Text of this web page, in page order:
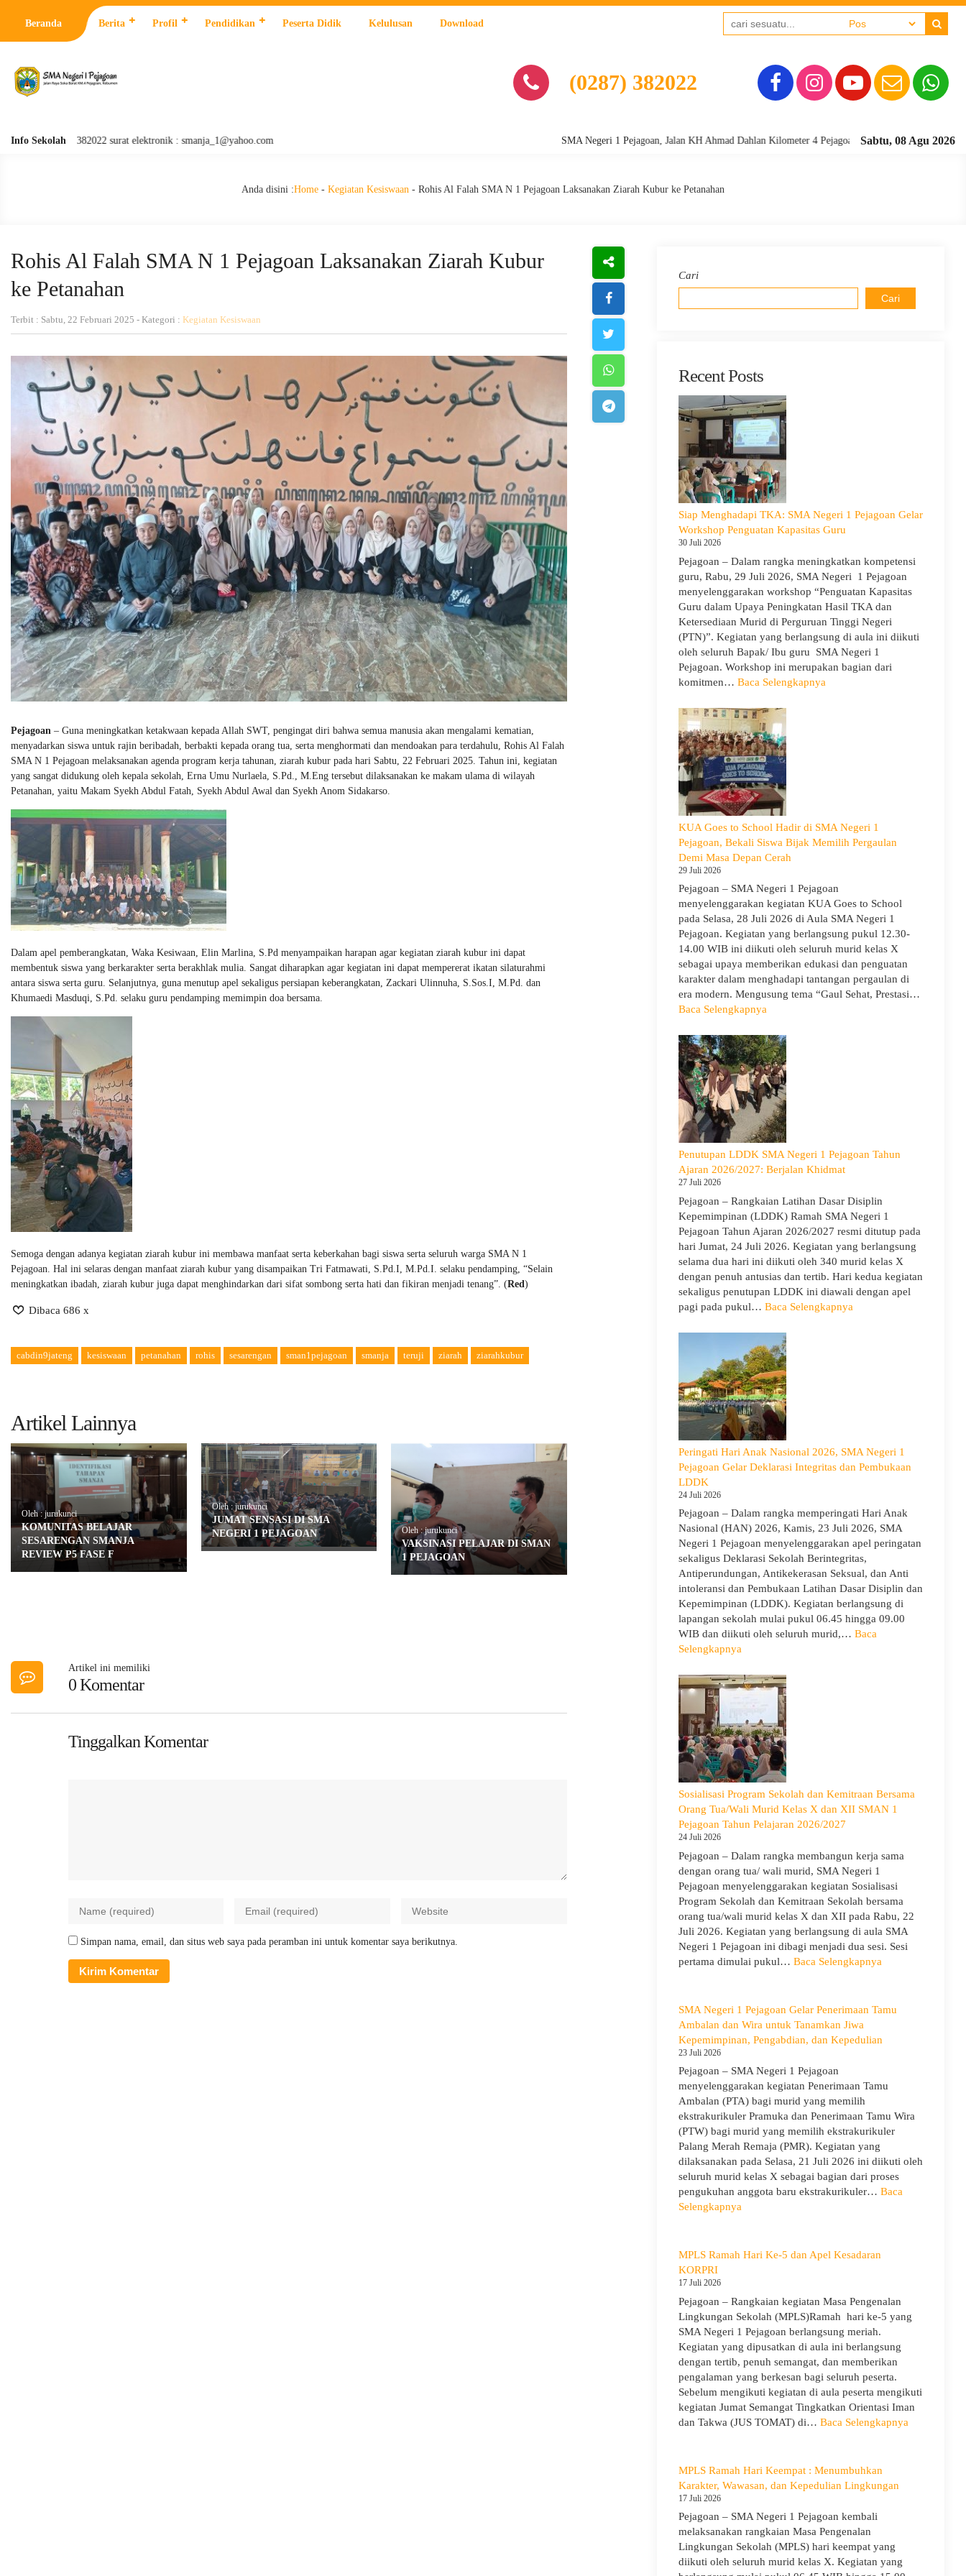
Beranda Berita Profil Pendidikan Peserta Didik Kelulusan Download
(0287) 382022
Info Sekolah Sabtu, 08 Agu 2026
SMA Negeri 1 Pejagoan, Jalan KH Ahmad Dahlan Kilometer 4 Pejagoan, Kebumen - Kode Pos 54361
0287 382022 surat elektronik : smanja_1@yahoo.com
Anda disini :Home - Kegiatan Kesiswaan - Rohis Al Falah SMA N 1 Pejagoan Laksanakan Ziarah Kubur ke Petanahan
Rohis Al Falah SMA N 1 Pejagoan Laksanakan Ziarah Kubur
ke Petanahan
Terbit : Sabtu, 22 Februari 2025 - Kategori : Kegiatan Kesiswaan
Pejagoan – Guna meningkatkan ketakwaan kepada Allah SWT, pengingat diri bahwa semua manusia akan mengalami kematian,
menyadarkan siswa untuk rajin beribadah, berbakti kepada orang tua, serta menghormati dan mendoakan para terdahulu, Rohis Al Falah
SMA N 1 Pejagoan melaksanakan agenda program kerja tahunan, ziarah kubur pada hari Sabtu, 22 Februari 2025. Tahun ini, kegiatan
yang sangat didukung oleh kepala sekolah, Erna Umu Nurlaela, S.Pd., M.Eng tersebut dilaksanakan ke makam ulama di wilayah
Petanahan, yaitu Makam Syekh Abdul Fatah, Syekh Abdul Awal dan Syekh Anom Sidakarso.
Dalam apel pemberangkatan, Waka Kesiwaan, Elin Marlina, S.Pd menyampaikan harapan agar kegiatan ziarah kubur ini dapat
membentuk siswa yang berkarakter serta berakhlak mulia. Sangat diharapkan agar kegiatan ini dapat mempererat ikatan silaturahmi
antara siswa serta guru. Selanjutnya, guna menutup apel sekaligus persiapan keberangkatan, Zackari Ulinnuha, S.Sos.I, M.Pd. dan
Khumaedi Masduqi, S.Pd. selaku guru pendamping memimpin doa bersama.
Semoga dengan adanya kegiatan ziarah kubur ini membawa manfaat serta keberkahan bagi siswa serta seluruh warga SMA N 1
Pejagoan. Hal ini selaras dengan manfaat ziarah kubur yang disampaikan Tri Fatmawati, S.Pd.I, M.Pd.I. selaku pendamping, “Selain
meningkatkan ibadah, ziarah kubur juga dapat menghindarkan dari sifat sombong serta hati dan fikiran menjadi tenang”. (Red)
Dibaca 686 x
cabdin9jateng kesiswaan petanahan rohis sesarengan sman1pejagoan smanja teruji ziarah ziarahkubur
Artikel Lainnya
Oleh : jurukunci
KOMUNITAS BELAJAR
SESARENGAN SMANJA
REVIEW P5 FASE F
Oleh : jurukunci
JUMAT SENSASI DI SMA
NEGERI 1 PEJAGOAN
Oleh : jurukunci
VAKSINASI PELAJAR DI SMAN
1 PEJAGOAN
Artikel ini memiliki
0 Komentar
Tinggalkan Komentar
Simpan nama, email, dan situs web saya pada peramban ini untuk komentar saya berikutnya.
Cari
Cari
Recent Posts
Siap Menghadapi TKA: SMA Negeri 1 Pejagoan Gelar
Workshop Penguatan Kapasitas Guru
30 Juli 2026
Pejagoan – Dalam rangka meningkatkan kompetensi
guru, Rabu, 29 Juli 2026, SMA Negeri 1 Pejagoan
menyelenggarakan workshop “Penguatan Kapasitas
Guru dalam Upaya Peningkatan Hasil TKA dan
Ketersediaan Murid di Perguruan Tinggi Negeri
(PTN)”. Kegiatan yang berlangsung di aula ini diikuti
oleh seluruh Bapak/ Ibu guru SMA Negeri 1
Pejagoan. Workshop ini merupakan bagian dari
komitmen… Baca Selengkapnya
Penguatan
Kapasitas
KUA Goes to School Hadir di SMA Negeri 1
Pejagoan, Bekali Siswa Bijak Memilih Pergaulan
Demi Masa Depan Cerah
29 Juli 2026
Pejagoan – SMA Negeri 1 Pejagoan
menyelenggarakan kegiatan KUA Goes to School
pada Selasa, 28 Juli 2026 di Aula SMA Negeri 1
Pejagoan. Kegiatan yang berlangsung pukul 12.30-
14.00 WIB ini diikuti oleh seluruh murid kelas X
sebagai upaya memberikan edukasi dan penguatan
karakter dalam menghadapi tantangan pergaulan di
era modern. Mengusung tema “Gaul Sehat, Prestasi…
Baca Selengkapnya
Goes
to
School
Hadir
di
SMA
Negeri
1
Pejagoan,
Bekali
Bijak
Memilih
Pergaulan
Demi
Masa
Depan
Cerah
Penutupan LDDK SMA Negeri 1 Pejagoan Tahun
Ajaran 2026/2027: Berjalan Khidmat
27 Juli 2026
Pejagoan – Rangkaian Latihan Dasar Disiplin
Kepemimpinan (LDDK) Ramah SMA Negeri 1
Pejagoan Tahun Ajaran 2026/2027 resmi ditutup pada
hari Jumat, 24 Juli 2026. Kegiatan yang berlangsung
selama dua hari ini diikuti oleh 340 murid kelas X
dengan penuh antusias dan tertib. Hari kedua kegiatan
sekaligus penutupan LDDK ini diawali dengan apel
pagi pada pukul… Baca Selengkapnya
Berjalan
Khidmat
Peringati Hari Anak Nasional 2026, SMA Negeri 1
Pejagoan Gelar Deklarasi Integritas dan Pembukaan
LDDK
24 Juli 2026
Pejagoan – Dalam rangka memperingati Hari Anak
Nasional (HAN) 2026, Kamis, 23 Juli 2026, SMA
Negeri 1 Pejagoan menyelenggarakan apel peringatan
sekaligus Deklarasi Sekolah Berintegritas,
Antiperundungan, Antikekerasan Seksual, dan Anti
intoleransi dan Pembukaan Latihan Dasar Disiplin dan
Kepemimpinan (LDDK). Kegiatan berlangsung di
lapangan sekolah mulai pukul 06.45 hingga 09.00
WIB dan diikuti oleh seluruh murid,… Baca
Selengkapnya
Hari
Anak
Nasional
2026,
SMA
Negeri
1
Pejagoan
Gelar
Deklarasi
Integritas
Pembukaan
LDDK
Sosialisasi Program Sekolah dan Kemitraan Bersama
Orang Tua/Wali Murid Kelas X dan XII SMAN 1
Pejagoan Tahun Pelajaran 2026/2027
24 Juli 2026
Pejagoan – Dalam rangka membangun kerja sama
dengan orang tua/ wali murid, SMA Negeri 1
Pejagoan menyelenggarakan kegiatan Sosialisasi
Program Sekolah dan Kemitraan Sekolah bersama
orang tua/wali murid kelas X dan XII pada Rabu, 22
Juli 2026. Kegiatan yang berlangsung di aula SMA
Negeri 1 Pejagoan ini dibagi menjadi dua sesi. Sesi
pertama dimulai pukul… Baca Selengkapnya
Sekolah
Kelas
X
XII
1
SMA Negeri 1 Pejagoan Gelar Penerimaan Tamu
Ambalan dan Wira untuk Tanamkan Jiwa
Kepemimpinan, Pengabdian, dan Kepedulian
23 Juli 2026
Pejagoan – SMA Negeri 1 Pejagoan
menyelenggarakan kegiatan Penerimaan Tamu
Ambalan (PTA) bagi murid yang memilih
ekstrakurikuler Pramuka dan Penerimaan Tamu Wira
(PTW) bagi murid yang memilih ekstrakurikuler
Palang Merah Remaja (PMR). Kegiatan yang
dilaksanakan pada Selasa, 21 Juli 2026 ini diikuti oleh
seluruh murid kelas X sebagai bagian dari proses
pengukuhan anggota baru ekstrakurikuler… Baca
Selengkapnya
1
Penerimaan
Tamu
Ambalan
dan
untuk
Tanamkan
Jiwa
Kepemimpinan,
MPLS Ramah Hari Ke-5 dan Apel Kesadaran
KORPRI
17 Juli 2026
Pejagoan – Rangkaian kegiatan Masa Pengenalan
Lingkungan Sekolah (MPLS)Ramah hari ke-5 yang
SMA Negeri 1 Pejagoan berlangsung meriah.
Kegiatan yang dipusatkan di aula ini berlangsung
dengan tertib, penuh semangat, dan memberikan
pengalaman yang berkesan bagi seluruh peserta.
Sebelum mengikuti kegiatan di aula peserta mengikuti
kegiatan Jumat Semangat Tingkatkan Orientasi Iman
dan Takwa (JUS TOMAT) di… Baca Selengkapnya
MPLS Ramah Hari Keempat : Menumbuhkan
Karakter, Wawasan, dan Kepedulian Lingkungan
17 Juli 2026
Pejagoan – SMA Negeri 1 Pejagoan kembali
melaksanakan rangkaian Masa Pengenalan
Lingkungan Sekolah (MPLS) hari keempat yang
diikuti oleh seluruh murid kelas X. Kegiatan yang